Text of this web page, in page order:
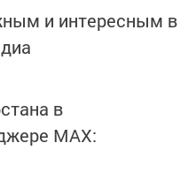
и интересным в
в
MАХ: